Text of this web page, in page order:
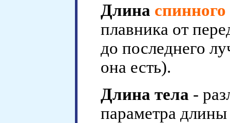
Длина
плавника от
до последнего
она есть).
Длина тела -
параметра длины